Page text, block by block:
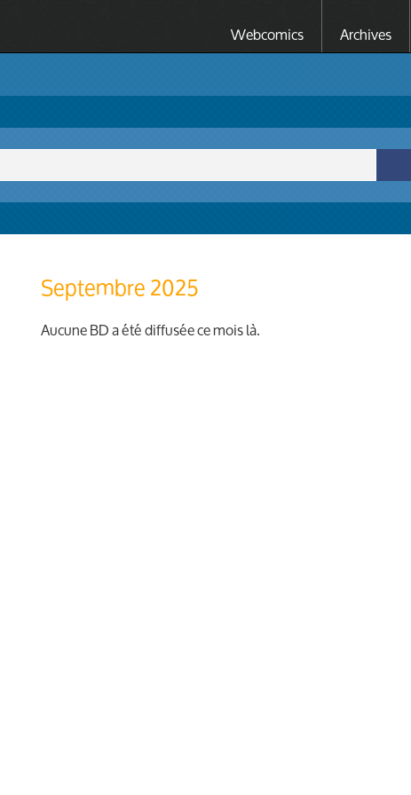
Webcomics Archives
Septembre 2025
Aucune BD a été diffusée ce mois là.